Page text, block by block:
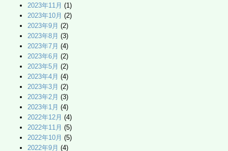
2023年11月 (1)
2023年10月 (2)
2023年9月 (2)
2023年8月 (3)
2023年7月 (4)
2023年6月 (2)
2023年5月 (2)
2023年4月 (4)
2023年3月 (2)
2023年2月 (3)
2023年1月 (4)
2022年12月 (4)
2022年11月 (5)
2022年10月 (5)
2022年9月 (4)